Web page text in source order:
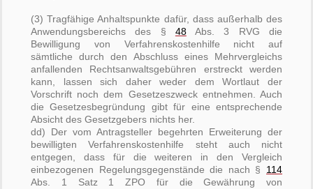
(3) Tragfähige Anhaltspunkte dafür, dass außerhalb des
Anwendungsbereichs des § 48Abs. 3 RVG die
Bewilligung von Verfahrenskostenhilfe nicht auf
sämtliche durch den Abschluss eines Mehrvergleichs
anfallenden Rechtsanwaltsgebühren erstreckt werden
kann, lassen sich daher weder dem Wortlaut der
Vorschrift noch dem Gesetzeszweck entnehmen. Auch
die Gesetzesbegründung gibt für eine entsprechende
Absicht des Gesetzgebers nichts her.
dd) Der vom Antragsteller begehrten Erweiterung der
bewilligten Verfahrenskostenhilfe steht auch nicht
entgegen, dass für die weiteren in den Vergleich
einbezogenen Regelungsgegenstände die nach § 114
Abs. 1 Satz 1 ZPO für die Gewährung von